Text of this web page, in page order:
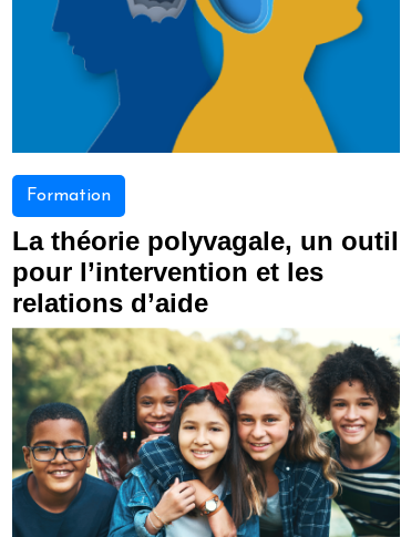
Formation
La théorie polyvagale, un outil
pour l’intervention et les
relations d’aide